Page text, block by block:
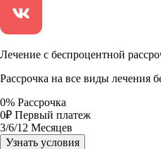
Лечение с беспроцентной
Рассрочка на все виды лечения
0% Рассрочка
0₽ Первый платеж
3/6/12 Месяцев
Узнать условия